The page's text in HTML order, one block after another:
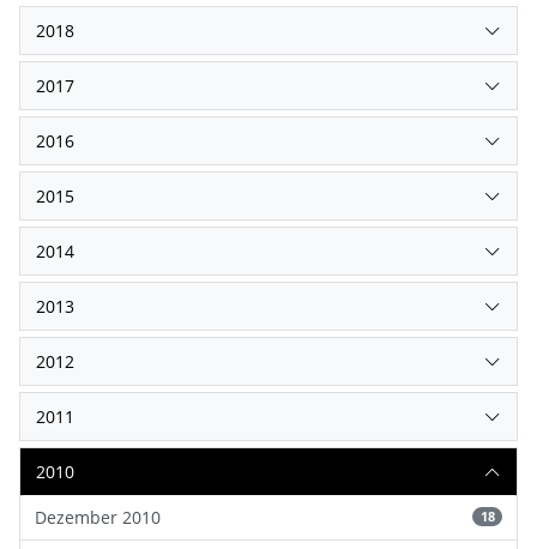
2018
2017
2016
2015
2014
2013
2012
2011
2010
Dezember 2010
18